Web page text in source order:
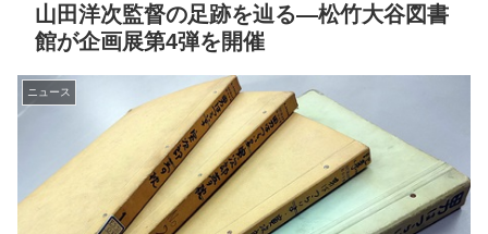
山田洋次監督の足跡を辿る―松竹大谷図書
館が企画展第4弾を開催
ニュース